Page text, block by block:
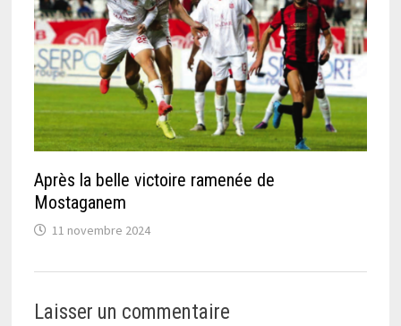
Après la belle victoire ramenée de
Mostaganem
11 novembre 2024
Laisser un commentaire